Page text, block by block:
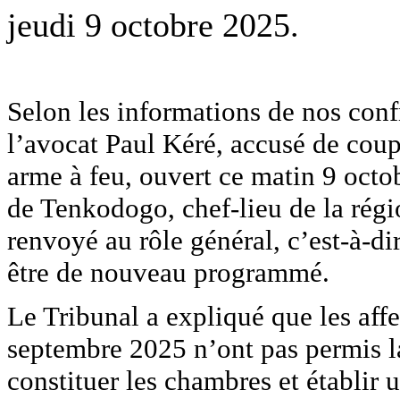
jeudi 9 octobre 2025.
Selon les informations de nos
l’avocat Paul Kéré, accusé de
arme à feu, ouvert ce matin 9
de Tenkodogo, chef-lieu de la
renvoyé au rôle général, c’est-à-
être de nouveau programmé.
Le Tribunal a expliqué que les
septembre 2025 n’ont pas permis
constituer les chambres et établir